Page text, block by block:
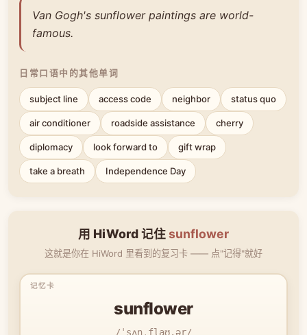
Van Gogh's sunflower paintings are world-
famous.
日常口语中的其他单词
subject line access code neighbor status quo
air conditioner roadside assistance cherry
diplomacy look forward to gift wrap
take a breath Independence Day
用 HiWord 记住sunflower
这就是你在 HiWord 里看到的复习卡 —— 点"记得"就好
sunflower
/ˈsʌnˌflaʊ.ər/